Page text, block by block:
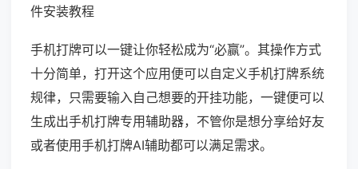
件安装教程
手机打牌可以一键让你轻松成为“必赢”。其操作方式
十分简单，打开这个应用便可以自定义手机打牌系统
规律，只需要输入自己想要的开挂功能，一键便可以
生成出手机打牌专用辅助器，不管你是想分享给好友
或者使用手机打牌AI辅助都可以满足需求。